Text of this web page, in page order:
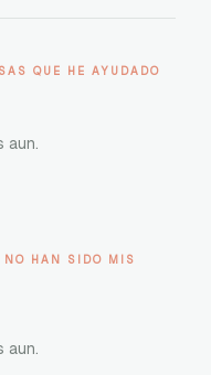
QUE HE AYUDADO
aun.
NO HAN SIDO MIS
aun.